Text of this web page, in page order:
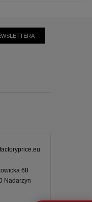
68
Nadarzyn